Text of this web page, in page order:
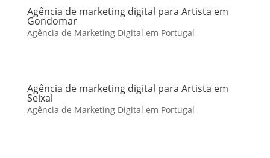
Agência de marketing digital para Artista em
Gondomar
Agência de Marketing Digital em Portugal
Agência de marketing digital para Artista em
Seixal
Agência de Marketing Digital em Portugal